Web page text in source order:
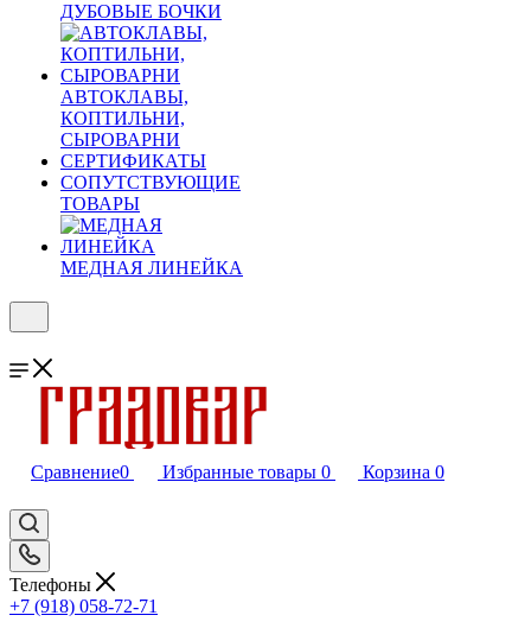
ДУБОВЫЕ БОЧКИ
АВТОКЛАВЫ,
КОПТИЛЬНИ,
СЫРОВАРНИ
СЕРТИФИКАТЫ
СОПУТСТВУЮЩИЕ
ТОВАРЫ
МЕДНАЯ ЛИНЕЙКА
Сравнение0 Избранные товары 0 Корзина 0
Телефоны
+7 (918) 058-72-71